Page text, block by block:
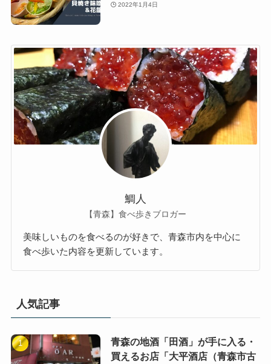
2022年1月4日
鯛人
【青森】食べ歩きブロガー
美味しいものを食べるのが好きで、青森市内を中心に
食べ歩いた内容を更新しています。
人気記事
青森の地酒「田酒」が手に入る・
買えるお店「大平酒店（青森市古